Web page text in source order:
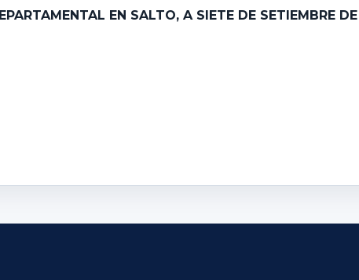
EN SALTO, A SIETE DE SETIEMBRE